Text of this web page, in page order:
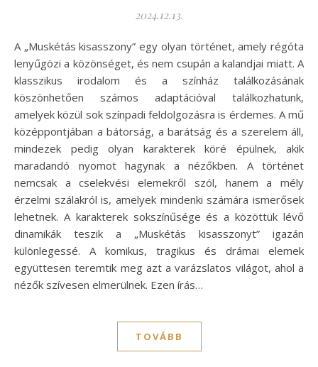
2024.12.13.
A „Muskétás kisasszony” egy olyan történet, amely régóta
lenyűgözi a közönséget, és nem csupán a kalandjai miatt. A
klasszikus irodalom és a színház találkozásának
köszönhetően számos adaptációval találkozhatunk,
amelyek közül sok színpadi feldolgozásra is érdemes. A mű
középpontjában a bátorság, a barátság és a szerelem áll,
mindezek pedig olyan karakterek köré épülnek, akik
maradandó nyomot hagynak a nézőkben. A történet
nemcsak a cselekvési elemekről szól, hanem a mély
érzelmi szálakról is, amelyek mindenki számára ismerősek
lehetnek. A karakterek sokszínűsége és a közöttük lévő
dinamikák teszik a „Muskétás kisasszonyt” igazán
különlegessé. A komikus, tragikus és drámai elemek
együttesen teremtik meg azt a varázslatos világot, ahol a
nézők szívesen elmerülnek. Ezen írás…
TOVÁBB